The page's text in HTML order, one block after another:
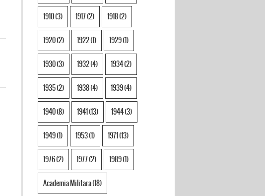
1910(3) 1917(2) 1918(2)
1920(2) 1922(1) 1929(1)
1930(3) 1932(4) 1934(2)
1935(2) 1938(4) 1939(4)
1940(8) 1941(13) 1944(3)
1949(1) 1953(1) 1971(13)
1976(2) 1977(2) 1989(1)
Academia Militara(18)